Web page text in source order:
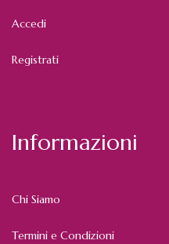
Accedi
Registrati
Informazioni
Chi Siamo
Termini e Condizioni